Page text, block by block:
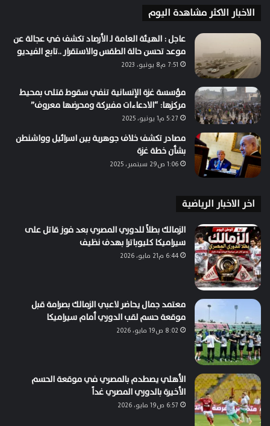
الاخبار الاكثر مشاهدة اليوم
عاجل : الهيئة العامة لـ الأرصاد تكشف في عجالة عن
موعد تحسن حالة الطقس والاستقرار ..تابع الفيديو
7:51 م8 يونيو، 2023
مؤسسة غزة الإنسانية تنفي سقوط قتلى بمحيط
مركزها: “الادعاءات مفبركة ومحرضها معروف”
5:27 م1 يونيو، 2025
مصادر تكشف خلاف جوهرية بين اسرائيل وواشنطن
بشأن خطة غزة
1:06 ص29 سبتمبر، 2025
اخر الاخبار الرياضية
الزمالك بطلاً للدوري المصري بعد فوز قاتل على
سيراميكا كليوباترا بهدف نظيف
6:44 م21 مايو، 2026
معتمد جمال يحاضر لاعبي الزمالك بصرامة قبل
موقعة حسم لقب الدوري أمام سيراميكا
8:02 ص19 مايو، 2026
الأهلي يصطدم بالمصري في موقعة الحسم
الأخيرة بالدوري المصري غداً
6:57 ص19 مايو، 2026